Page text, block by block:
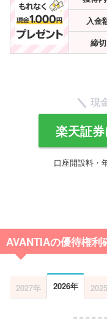
入金
締切
現
楽天証
口座開設料・
AVANTIAの優待権利
2027年 2026年